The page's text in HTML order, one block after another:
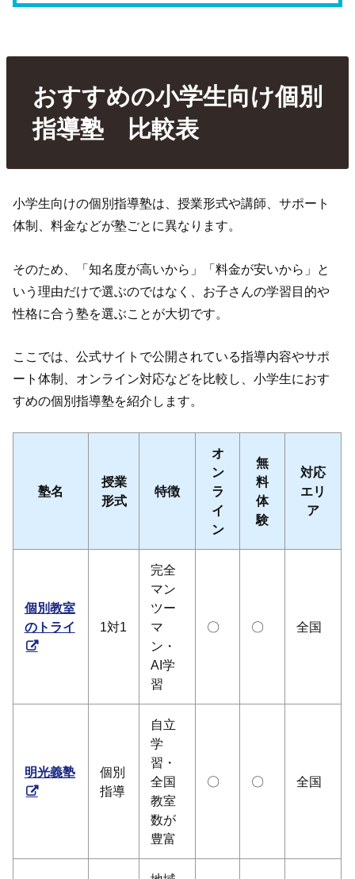
おすすめの小学生向け個別
指導塾 比較表
小学生向けの個別指導塾は、授業形式や講師、サポート
体制、料金などが塾ごとに異なります。
そのため、「知名度が高いから」「料金が安いから」と
いう理由だけで選ぶのではなく、お子さんの学習目的や
性格に合う塾を選ぶことが大切です。
ここでは、公式サイトで公開されている指導内容やサポ
ート体制、オンライン対応などを比較し、小学生におす
すめの個別指導塾を紹介します。
塾名
授業
形式
特徴
オ
ン
ラ
イ
ン
無
料
体
験
対応
エリ
ア
個別教室
のトライ
1対1
完全
マン
ツー
マ
ン・
AI学
習
〇 〇 全国
明光義塾
個別
指導
自立
学
習・
全国
教室
数が
豊富
〇 〇 全国